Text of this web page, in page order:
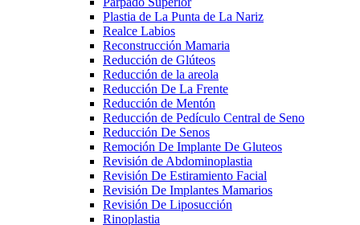
Plastia de La Punta de La Nariz
Realce Labios
Reconstrucción Mamaria
Reducción de Glúteos
Reducción de la areola
Reducción De La Frente
Reducción de Mentón
Reducción de Pedículo Central de Seno
Reducción De Senos
Remoción De Implante De Gluteos
Revisión de Abdominoplastia
Revisión De Estiramiento Facial
Revisión De Implantes Mamarios
Revisión De Liposucción
Rinoplastia